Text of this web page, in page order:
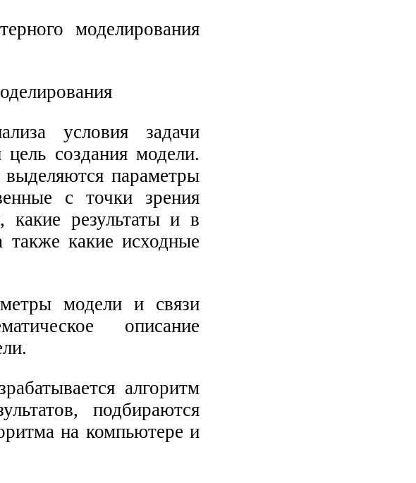
моделирования
условия задачи
цель создания модели.
параметры
с точки зрения
какие результаты и в
какие исходные
модели и связи
описание
алгоритм
подбираются
на компьютере и